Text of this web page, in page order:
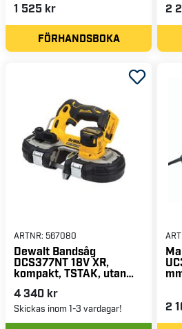
1 525 kr
FÖRHANDSBOKA
2
ARTNR: 567080
Dewalt Bandsåg
DCS377NT 18V XR,
kompakt, TSTAK, utan
4 340 kr
Skickas inom 1-3 vardagar! 2